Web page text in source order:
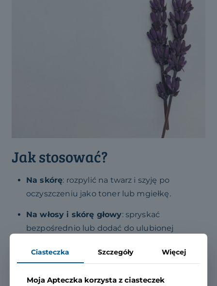
Jak stosować?
Na skórę: rozpylić na twarz i szyję po
oczyszczeniu jako toner lub mgiełkę.
Na włosy i skórę głowy: spryskać
bezpośrednio lub dodać do ulubionej
Na relaks: spryskać poduszkę, pościel lub
użyć jako zapachowego odświeżacza.
Ciasteczka Szczegóły Więcej
Moja Apteczka korzysta z ciasteczek